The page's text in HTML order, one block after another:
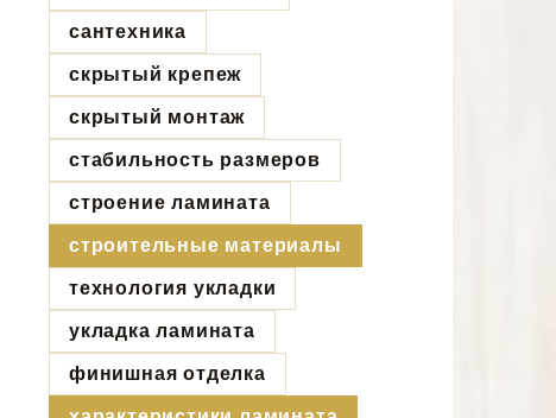
сантехника
скрытый крепеж
скрытый монтаж
стабильность размеров
строение ламината
строительные материалы
технология укладки
укладка ламината
финишная отделка